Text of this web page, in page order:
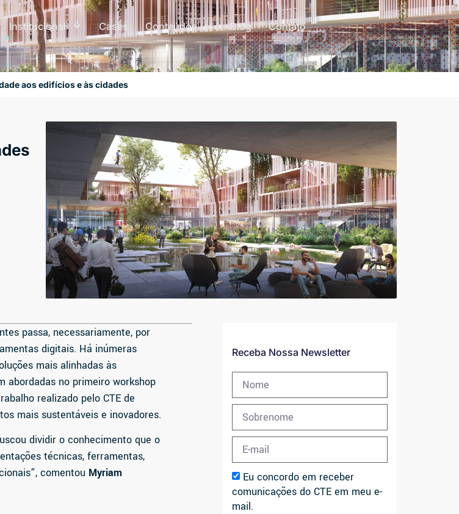
Institucional Cases Conteúdos Blog Contato
aos edifícios e às cidades
passa, necessariamente, por
digitais. Há inúmeras
mais alinhadas às
abordadas no primeiro workshop
realizado pelo CTE de
mais sustentáveis e inovadores.
dividir o conhecimento que o
técnicas, ferramentas,
comentou Myriam
Receba Nossa Newsletter
Eu concordo em receber
comunicações do CTE em meu e-
mail.